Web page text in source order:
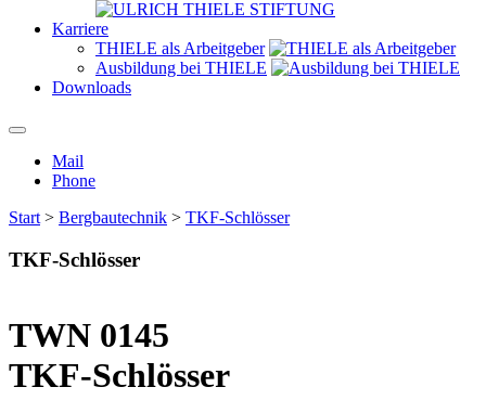
Karriere
THIELE als Arbeitgeber
Ausbildung bei THIELE
Downloads
Mail
Phone
Start > Bergbautechnik > TKF-Schlösser
TKF-Schlösser
TWN 0145
TKF-Schlösser